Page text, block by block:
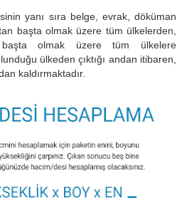
yanı sıra belge, evrak, döküman
başta olmak üzere tüm ülkelerden,
başta olmak üzere tüm ülkelere
ülkeden çıktığı andan itibaren,
kaldırmaktadır.